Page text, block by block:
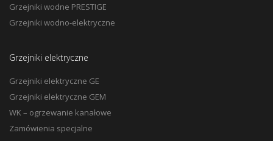
Grzejniki wodne PRESTIGE
Grzejniki wodno-elektryczne
Grzejniki elektryczne
Grzejniki elektryczne GE
Grzejniki elektryczne GEM
WK – ogrzewanie kanałowe
Zamówienia specjalne